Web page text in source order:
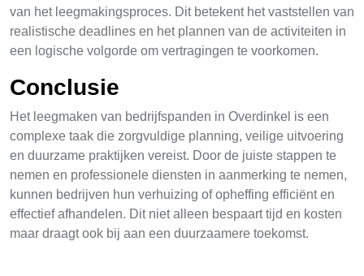
van het leegmakingsproces. Dit betekent het vaststellen van
realistische deadlines en het plannen van de activiteiten in
een logische volgorde om vertragingen te voorkomen.
Conclusie
Het leegmaken van bedrijfspanden in Overdinkel is een
complexe taak die zorgvuldige planning, veilige uitvoering
en duurzame praktijken vereist. Door de juiste stappen te
nemen en professionele diensten in aanmerking te nemen,
kunnen bedrijven hun verhuizing of opheffing efficiënt en
effectief afhandelen. Dit niet alleen bespaart tijd en kosten
maar draagt ook bij aan een duurzaamere toekomst.